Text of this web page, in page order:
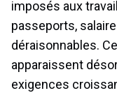
imposés aux
passeports,
déraisonnables.
apparaissent
exigences